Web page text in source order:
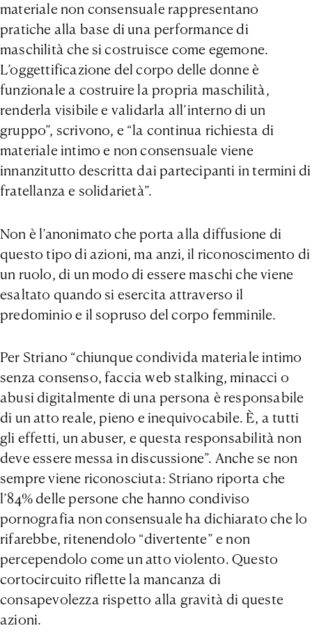
materiale non consensuale rappresentano
pratiche alla base di una performance di
maschilità che si costruisce come egemone.
L’oggettificazione del corpo delle donne è
funzionale a costruire la propria maschilità,
renderla visibile e validarla all’interno di un
gruppo”, scrivono, e “la continua richiesta di
materiale intimo e non consensuale viene
innanzitutto descritta dai partecipanti in termini di
fratellanza e solidarietà”.
Non è l’anonimato che porta alla diffusione di
questo tipo di azioni, ma anzi, il riconoscimento di
un ruolo, di un modo di essere maschi che viene
esaltato quando si esercita attraverso il
predominio e il sopruso del corpo femminile.
Per Striano “chiunque condivida materiale intimo
senza consenso, faccia web stalking, minacci o
abusi digitalmente di una persona è responsabile
di un atto reale, pieno e inequivocabile. È, a tutti
gli effetti, un abuser, e questa responsabilità non
deve essere messa in discussione”. Anche se non
sempre viene riconosciuta: Striano riporta che
l’84% delle persone che hanno condiviso
pornografia non consensuale ha dichiarato che lo
rifarebbe, ritenendolo “divertente” e non
percependolo come un atto violento. Questo
cortocircuito riflette la mancanza di
consapevolezza rispetto alla gravità di queste
azioni.